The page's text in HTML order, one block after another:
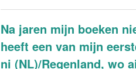
Na jaren mijn boeken
heeft een van mijn
ni (NL)/Regenland, wo